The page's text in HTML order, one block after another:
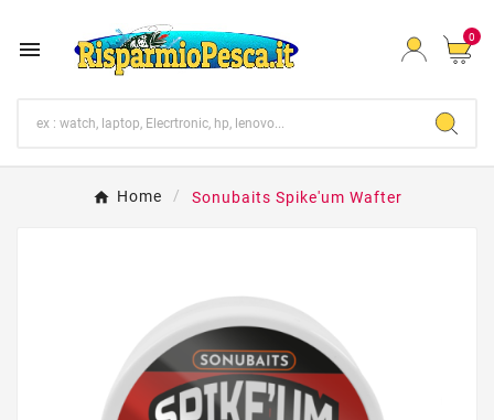
 0
Home Sonubaits Spike'um Wafter